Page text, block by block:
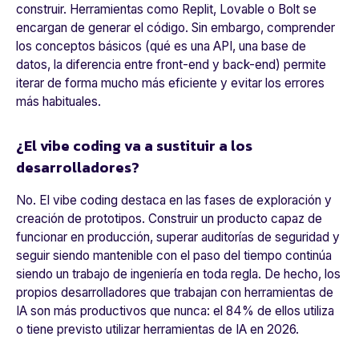
construir. Herramientas como Replit, Lovable o Bolt se
encargan de generar el código. Sin embargo, comprender
los conceptos básicos (qué es una API, una base de
datos, la diferencia entre front-end y back-end) permite
iterar de forma mucho más eficiente y evitar los errores
más habituales.
¿El vibe coding va a sustituir a los
desarrolladores?
No. El vibe coding destaca en las fases de exploración y
creación de prototipos. Construir un producto capaz de
funcionar en producción, superar auditorías de seguridad y
seguir siendo mantenible con el paso del tiempo continúa
siendo un trabajo de ingeniería en toda regla. De hecho, los
propios desarrolladores que trabajan con herramientas de
IA son más productivos que nunca: el 84% de ellos utiliza
o tiene previsto utilizar herramientas de IA en 2026.